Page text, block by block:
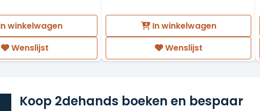
winkelwagen
Wenslijst
In winkelwagen
Wenslijst
Koop 2dehands boeken en bespaar